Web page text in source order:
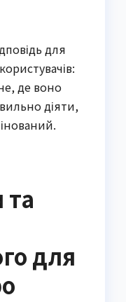
для
де воно
діяти,
та
для